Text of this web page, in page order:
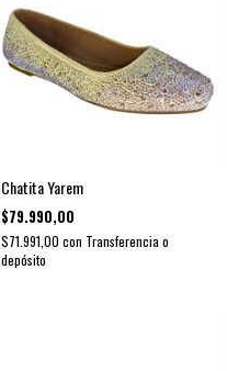
Chatita Yarem
$79.990,00
$71.991,00 con Transferencia o
depósito